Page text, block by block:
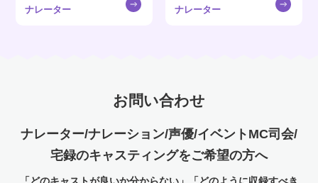
ナレーター
ナレーター
お問い合わせ
ナレーター/ナレーション/声優/イベントMC司会/
宅録のキャスティングをご希望の方へ
「どのキャストが良いか分からない」「どのように収録すべき